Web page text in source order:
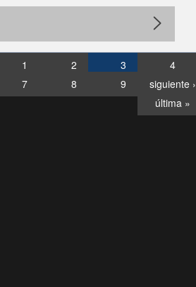
1 2 3
4
7 8 9
siguiente ›
última »